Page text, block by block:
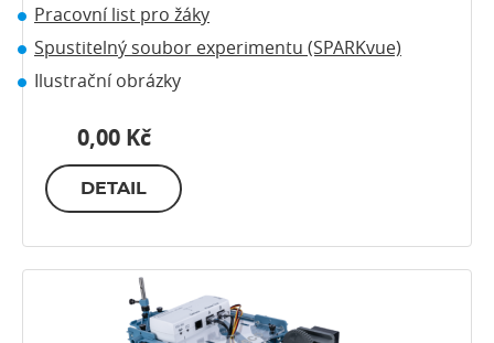
Pracovní list pro žáky
Spustitelný soubor experimentu (SPARKvue)
Ilustrační obrázky
0,00 Kč
DETAIL